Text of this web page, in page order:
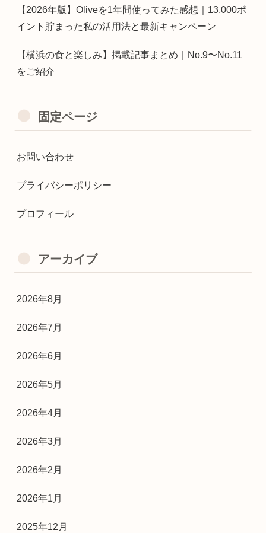
【2026年版】Oliveを1年間使ってみた感想｜13,000ポ
イント貯まった私の活用法と最新キャンペーン
【横浜の食と楽しみ】掲載記事まとめ｜No.9〜No.11
をご紹介
固定ページ
お問い合わせ
プライバシーポリシー
プロフィール
アーカイブ
2026年8月
2026年7月
2026年6月
2026年5月
2026年4月
2026年3月
2026年2月
2026年1月
2025年12月